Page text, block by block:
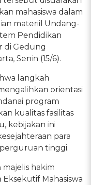
mahasiswa dalam
materiil Undang-
Pendidikan
di Gedung
Senin (15/6).
langkah
orientasi
program
kualitas fasilitas
kebijakan ini
para
tinggi.
majelis hakim
Mahasiswa